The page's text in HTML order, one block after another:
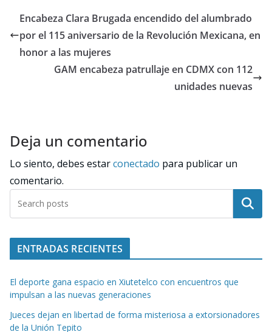
Encabeza Clara Brugada encendido del alumbrado
por el 115 aniversario de la Revolución Mexicana, en
honor a las mujeres
GAM encabeza patrullaje en CDMX con 112
unidades nuevas
Deja un comentario
Lo siento, debes estarconectado para publicar un
comentario.
Buscar
ENTRADAS RECIENTES
El deporte gana espacio en Xiutetelco con encuentros que
impulsan a las nuevas generaciones
Jueces dejan en libertad de forma misteriosa a extorsionadores
de la Unión Tepito